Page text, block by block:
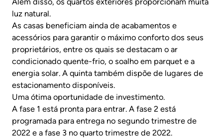
luz natural.
As casas beneficiam ainda de acabamentos e
acessórios para garantir o máximo conforto dos seus
proprietários, entre os quais se destacam o ar
condicionado quente-frio, o soalho em parquet e a
energia solar. A quinta também dispõe de lugares de
estacionamento disponíveis.
Uma ótima oportunidade de investimento.
A fase 1 está pronta para entrar. A fase 2 está
programada para entrega no segundo trimestre de
2022 e a fase 3 no quarto trimestre de 2022.